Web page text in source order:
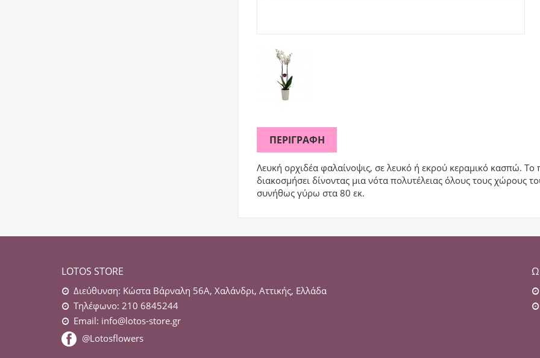
ΠΕΡΙΓΡΑΦΉ
Λευκή ορχιδέα φαλαίνοψις, σε λευκό ή εκρού κεραμικό κασπώ.
διακοσμήσει δίνοντας μια νότα πολυτέλειας όλους τους χώρους
συνήθως γύρω στα 80 εκ.
LOTOS STORE
Διεύθυνση: Κώστα Βάρναλη 56Α, Χαλάνδρι, Αττικής, Ελλάδα
Τηλέφωνο: 210 6845244
Email: info@lotos-store.gr
@Lotosflowers